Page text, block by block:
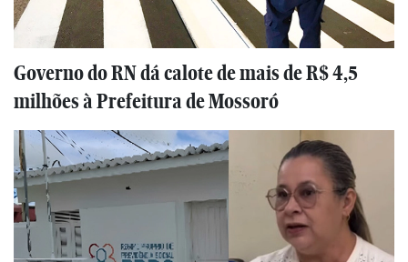
Governo do RN dá calote de mais de R$ 4,5
milhões à Prefeitura de Mossoró